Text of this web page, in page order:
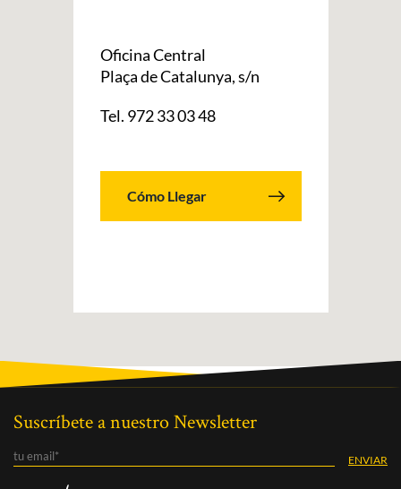
Oficina Central
Plaça de Catalunya, s/n
Tel. 972 33 03 48
Cómo Llegar
Suscríbete a nuestro Newsletter